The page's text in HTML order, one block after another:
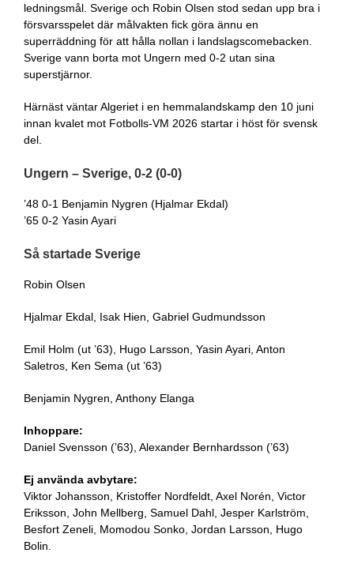
ledningsmål. Sverige och Robin Olsen stod sedan upp bra i
försvarsspelet där målvakten fick göra ännu en
superräddning för att hålla nollan i landslagscomebacken.
Sverige vann borta mot Ungern med 0-2 utan sina
superstjärnor.
Härnäst väntar Algeriet i en hemmalandskamp den 10 juni
innan kvalet mot Fotbolls-VM 2026 startar i höst för svensk
del.
Ungern – Sverige, 0-2 (0-0)
’48 0-1 Benjamin Nygren (Hjalmar Ekdal)
’65 0-2 Yasin Ayari
Så startade Sverige
Robin Olsen
Hjalmar Ekdal, Isak Hien, Gabriel Gudmundsson
Emil Holm (ut ’63), Hugo Larsson, Yasin Ayari, Anton
Saletros, Ken Sema (ut ’63)
Benjamin Nygren, Anthony Elanga
Inhoppare:
Daniel Svensson (’63), Alexander Bernhardsson (’63)
Ej använda avbytare:
Viktor Johansson, Kristoffer Nordfeldt, Axel Norén, Victor
Eriksson, John Mellberg, Samuel Dahl, Jesper Karlström,
Besfort Zeneli, Momodou Sonko, Jordan Larsson, Hugo
Bolin.